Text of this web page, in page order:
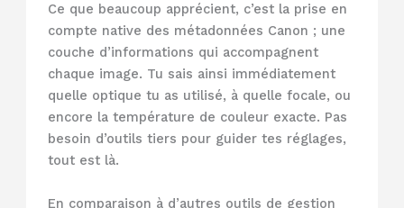
Ce que beaucoup apprécient, c’est la prise en
compte native des métadonnées Canon ; une
couche d’informations qui accompagnent
chaque image. Tu sais ainsi immédiatement
quelle optique tu as utilisé, à quelle focale, ou
encore la température de couleur exacte. Pas
besoin d’outils tiers pour guider tes réglages,
tout est là.
En comparaison à d’autres outils de gestion